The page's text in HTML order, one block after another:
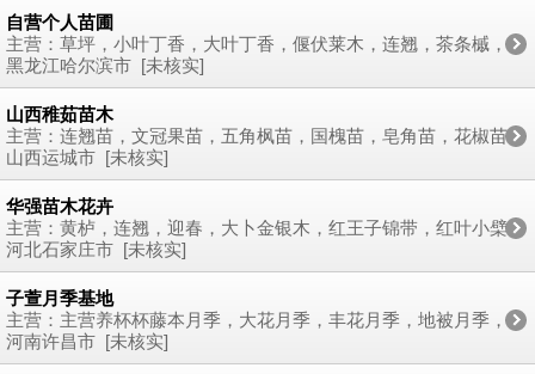
木苗 、地柏苗 、海棠苗 、洒金柏苗、桧柏苗 、龙柏苗 、银杏
苗、桃树小苗 、雪松苗 、樱花苗 、红叶石楠苗、侧柏苗、高杆
女贞苗 、紫穗槐小苗、法桐苗 、紫荆大苗 、红叶李大苗 、紫薇
大苗 、桑树苗 、扶芳藤苗 、连翘苗
自营个人苗圃
主营：草坪，小叶丁香，大叶丁香，偃伏莱木，连翘，茶条槭，
爬地柏，绣线菊等等
黑龙江哈尔滨市 [未核实]
山西稚茹苗木
主营：连翘苗，文冠果苗，五角枫苗，国槐苗，皂角苗，花椒苗
山西运城市 [未核实]
华强苗木花卉
主营：黄栌，连翘，迎春，大卜金银木，红王子锦带，红叶小檗
河北石家庄市 [未核实]
子萱月季基地
主营：主营养杯杯藤本月季，大花月季，丰花月季，地被月季，
四季玫瑰，蔷薇，金叶女贞，金森女贞，红叶石楠，迎春，连翘
等等
河南许昌市 [未核实]